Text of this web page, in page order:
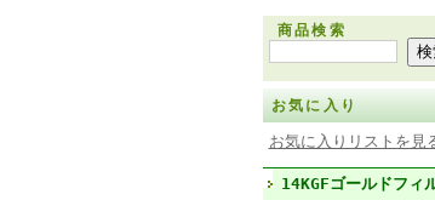
商品検索
お気に入り
お気に入りリストを見
14KGFゴールドフィ